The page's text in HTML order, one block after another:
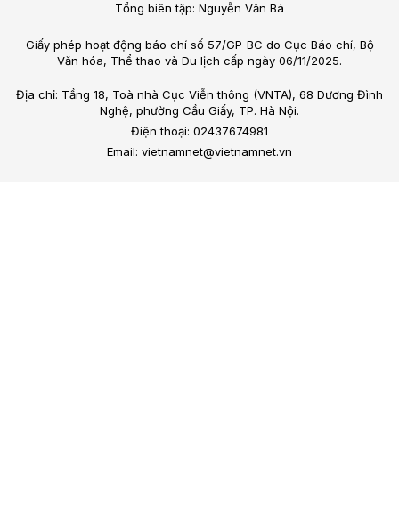
Tổng biên tập: Nguyễn Văn Bá
Giấy phép hoạt động báo chí số 57/GP-BC do Cục Báo chí, Bộ
Văn hóa, Thể thao và Du lịch cấp ngày 06/11/2025.
Địa chỉ: Tầng 18, Toà nhà Cục Viễn thông (VNTA), 68 Dương Đình
Nghệ, phường Cầu Giấy, TP. Hà Nội.
Điện thoại: 02437674981
Email: vietnamnet@vietnamnet.vn